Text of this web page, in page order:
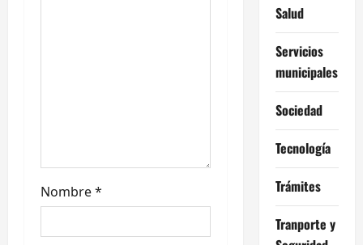
a
s
Nombre*
Salud
Servicios
municipales
Sociedad
Tecnología
Trámites
Tranporte y